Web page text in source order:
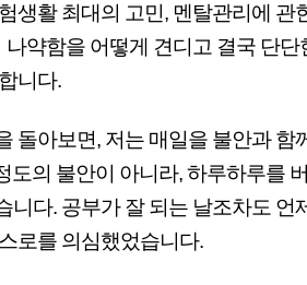
생활 최대의 고민, 멘탈관리에
나약함을 어떻게 견디고 결국 단
니다.
돌아보면, 저는 매일을 불안과 함
도의 불안이 아니라, 하루하루를
니다. 공부가 잘 되는 날조차도 언
로를 의심했었습니다.